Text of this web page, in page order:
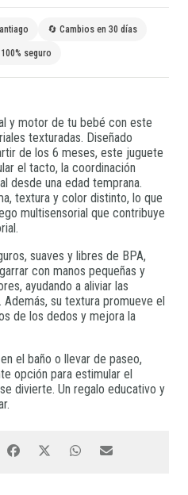
🔄 Cambios en 30 días
seguro
y motor de tu bebé con este
texturadas. Diseñado
de los 6 meses, este juguete
el tacto, la coordinación
desde una edad temprana.
textura y color distinto, lo que
multisensorial que contribuye
suaves y libres de BPA,
con manos pequeñas y
ayudando a aliviar las
su textura promueve el
de los dedos y mejora la
el baño o llevar de paseo,
opción para estimular el
divierte. Un regalo educativo y